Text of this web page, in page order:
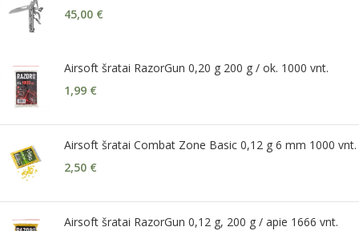
45,00 €
Airsoft šratai RazorGun 0,20 g 200 g / ok. 1000 vnt.
1,99 €
Airsoft šratai Combat Zone Basic 0,12 g 6 mm 1000 vnt.
2,50 €
Airsoft šratai RazorGun 0,12 g, 200 g / apie 1666 vnt.